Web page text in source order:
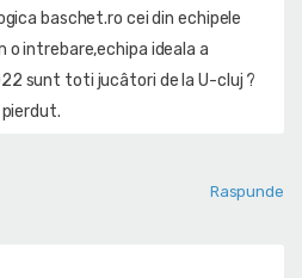
baschet.ro cei din echipele
intrebare,echipa ideala a
sunt toti jucâtori de la U-cluj ?
Raspunde